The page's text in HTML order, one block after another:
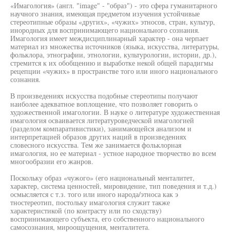
«Имагология» (англ. "image" - "образ") - это сфера гуманитарного
научного знания, имеющая предметом изучения устойчивые
стереотипные образы «других», «чужих» этносов, стран, культур,
инородных для воспринимающего национального сознания.
Имагология имеет междисциплинарный характер - она черпает
материал из множества источников (языка, искусства, литературы,
фольклора, этнографии, этнологии, культурологии, истории, др.),
стремится к их обобщению и выработке некой общей парадигмы
рецепции «чужих» в пространстве того или иного национального
сознания.
В произведениях искусства подобные стереотипы получают
наиболее адекватное воплощение, что позволяет говорить о
художественной имагологии. В науке о литературе художественная
имагология осваивается литературоведческой имагологией
(разделом компаративистики), занимающейся анализом и
интерпретацией образов других наций в произведениях
словесного искусства. Тем же занимается фольклорная
имагология, но ее материал - устное народное творчество во всем
многообразии его жанров.
Поскольку образ «чужого» (его национальный менталитет,
характер, система ценностей, мировидение, тип поведения и т.д.)
осмысляется с т.з. того или иного народа/этноса как э
тностереотип, постольку имагология служит также
характеристикой (по контрасту или по сходству)
воспринимающего субъекта, его собственного национального
самосознания, мироощущения, менталитета.